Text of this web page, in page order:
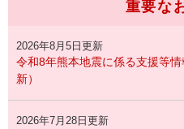
重要な
2026年8月5日更新
令和8年熊本地震に係る支援等
新）
2026年7月28日更新